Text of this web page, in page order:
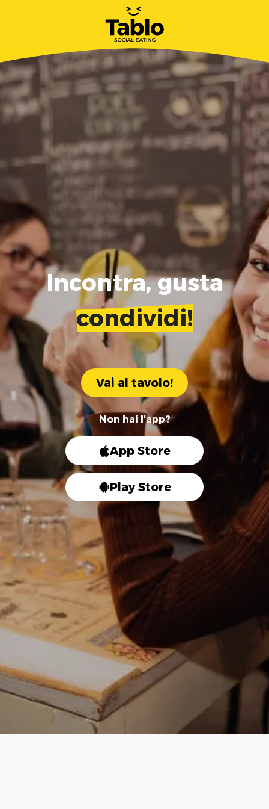
Incontra, gusta
condividi!
Vai al tavolo!
Non hai l'app?
App Store
Play Store